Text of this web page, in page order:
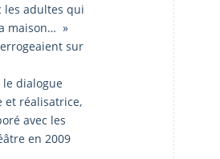
les adultes qui
maison… »
sur
le dialogue
et réalisatrice,
avec les
en 2009